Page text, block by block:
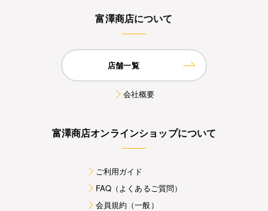
富澤商店について
店舗一覧
会社概要
富澤商店オンラインショップについて
ご利用ガイド
FAQ（よくあるご質問）
会員規約（一般）